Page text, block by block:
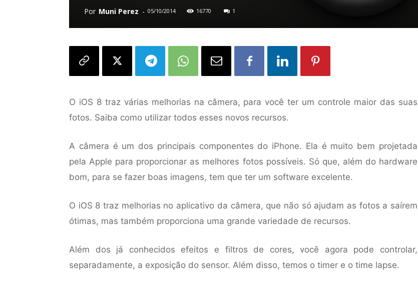
Por Muni Perez - 05/10/2014 16770 1
O iOS 8 traz várias melhorias na câmera, para você ter um controle maior das suas
fotos. Saiba como utilizar todos esses novos recursos.
A câmera é um dos principais componentes do iPhone. Ela é muito bem projetada
pela Apple para proporcionar as melhores fotos possíveis. Só que, além do hardware
bom, para se fazer boas imagens, tem que ter um software excelente.
O iOS 8 traz melhorias no aplicativo da câmera, que não só ajudam as fotos a saírem
ótimas, mas também proporciona uma grande variedade de recursos.
Além dos já conhecidos efeitos e filtros de cores, você agora pode controlar,
separadamente, a exposição do sensor. Além disso, temos o timer e o time lapse.